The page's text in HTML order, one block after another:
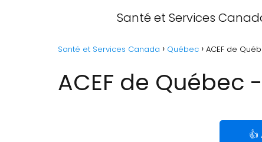
Santé et Services
Santé et Services Canada Québec ACEF de
ACEF de Québec
👍